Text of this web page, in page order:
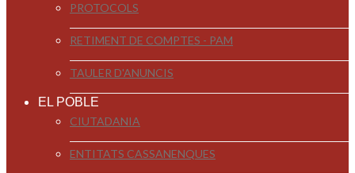
PROTOCOLS
RETIMENT DE COMPTES - PAM
TAULER D'ANUNCIS
EL POBLE
CIUTADANIA
ENTITATS CASSANENQUES